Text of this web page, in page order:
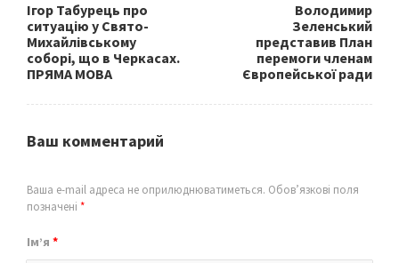
Ігор Табурець про
ситуацію у Свято-
Михайлівському
соборі, що в Черкасах.
ПРЯМА МОВА
Володимир
Зеленський
представив План
перемоги членам
Європейської ради
Ваш комментарий
Ваша e-mail адреса не оприлюднюватиметься. Обов’язкові поля
позначені *
Ім’я *